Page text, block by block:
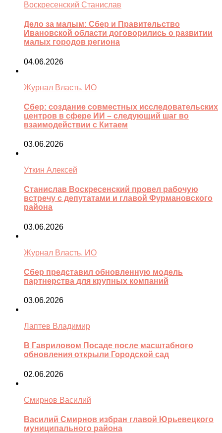
Воскресенский Станислав
Дело за малым: Сбер и Правительство
Ивановской области договорились о развитии
малых городов региона
04.06.2026
Журнал Власть. ИО
Сбер: создание совместных исследовательских
центров в сфере ИИ – следующий шаг во
взаимодействии с Китаем
03.06.2026
Уткин Алексей
Станислав Воскресенский провел рабочую
встречу с депутатами и главой Фурмановского
района
03.06.2026
Журнал Власть. ИО
Сбер представил обновленную модель
партнерства для крупных компаний
03.06.2026
Лаптев Владимир
В Гавриловом Посаде после масштабного
обновления открыли Городской сад
02.06.2026
Смирнов Василий
Василий Смирнов избран главой Юрьевецкого
муниципального района